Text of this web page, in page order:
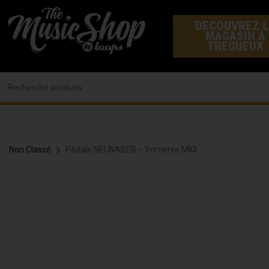
au
contenu
DECOUVREZ
MAGASIN À
TREGUEUX
Non Classé Pédale NEUNABER – Immerse MKII